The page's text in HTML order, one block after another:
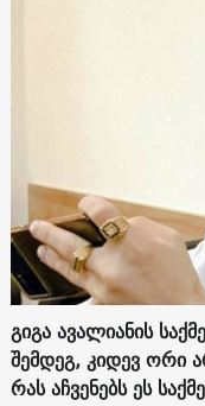
გიგა ავალიანის
შემდეგ, კიდევ ორი
რას აჩვენებს ეს საქმე